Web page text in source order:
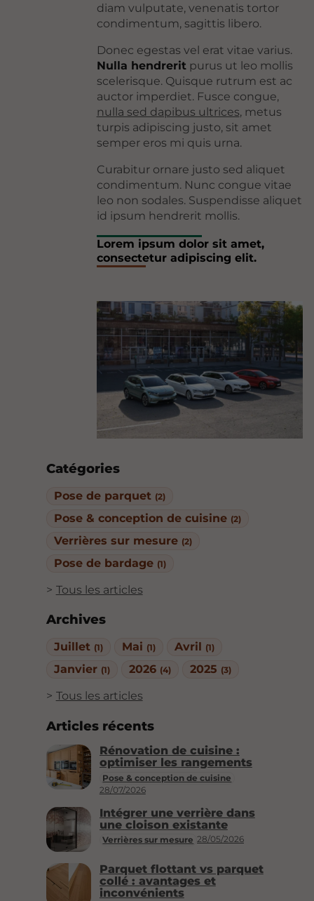
Catégories
Pose de parquet (2)
Pose & conception de cuisine (2)
Verrières sur mesure (2)
Pose de bardage (1)
Tous les articles
Archives
Juillet (1) Mai (1) Avril (1)
Janvier (1) 2026 (4) 2025 (3)
Tous les articles
Articles récents
Pose & conception de cuisine
28/07/2026
Rénovation de cuisine :
optimiser les rangements
Verrières sur mesure 28/05/2026
Intégrer une verrière dans
une cloison existante
Parquet flottant vs parquet
collé : avantages et
inconvénients
diam vulputate, venenatis tortor
condimentum, sagittis libero.
Donec egestas vel erat vitae varius.
Nulla hendreritpurus ut leo mollis
scelerisque. Quisque rutrum est ac
auctor imperdiet. Fusce congue,
nulla sed dapibus ultrices, metus
turpis adipiscing justo, sit amet
semper eros mi quis urna.
Curabitur ornare justo sed aliquet
condimentum. Nunc congue vitae
leo non sodales. Suspendisse aliquet
id ipsum hendrerit mollis.
Lorem ipsum dolor sit amet,
consectetur adipiscing elit.